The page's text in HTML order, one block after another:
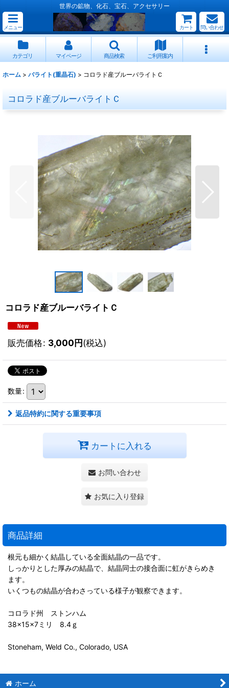
世界の鉱物、化石、宝石、アクセサリー
メニュー カート 問い合わせ
カテゴリ マイページ 商品検索 ご利用案内
ホーム > バライト(重晶石) > コロラド産ブルーバライトＣ
コロラド産ブルーバライトＣ
コロラド産ブルーバライトＣ
販売価格: 3,000円(税込)
数量:
返品特約に関する重要事項
カートに入れる
お問い合わせ
お気に入り登録
商品詳細
根元も細かく結晶している全面結晶の一品です。
しっかりとした厚みの結晶で、結晶同士の接合面に虹がきらめき
ます。
いくつもの結晶が合わさっている様子が観察できます。
コロラド州 ストンハム
38×15×7ミリ 8.4ｇ
Stoneham, Weld Co., Colorado, USA
ホーム